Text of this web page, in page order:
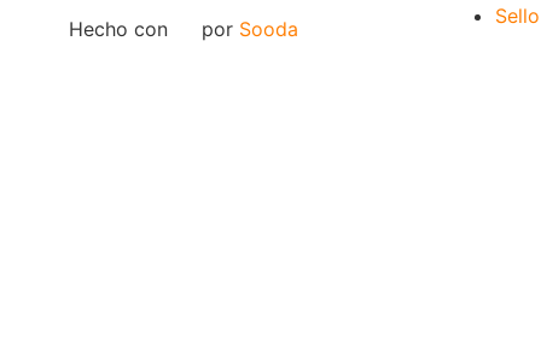
Hecho con por Sooda